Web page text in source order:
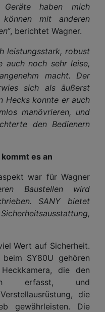
Geräte haben mich
mit anderen
, berichtet Wagner.
leistungsstark, robust
auch noch sehr leise,
macht. Der
sich als äußerst
Hecks konnte er auch
manövrieren, und
den Bedienern
es an
war für Wagner
Baustellen wird
SANY bietet
Wert auf Sicherheit.
SY80U gehören
die den
erfasst, und
die
gewährleisten. Die